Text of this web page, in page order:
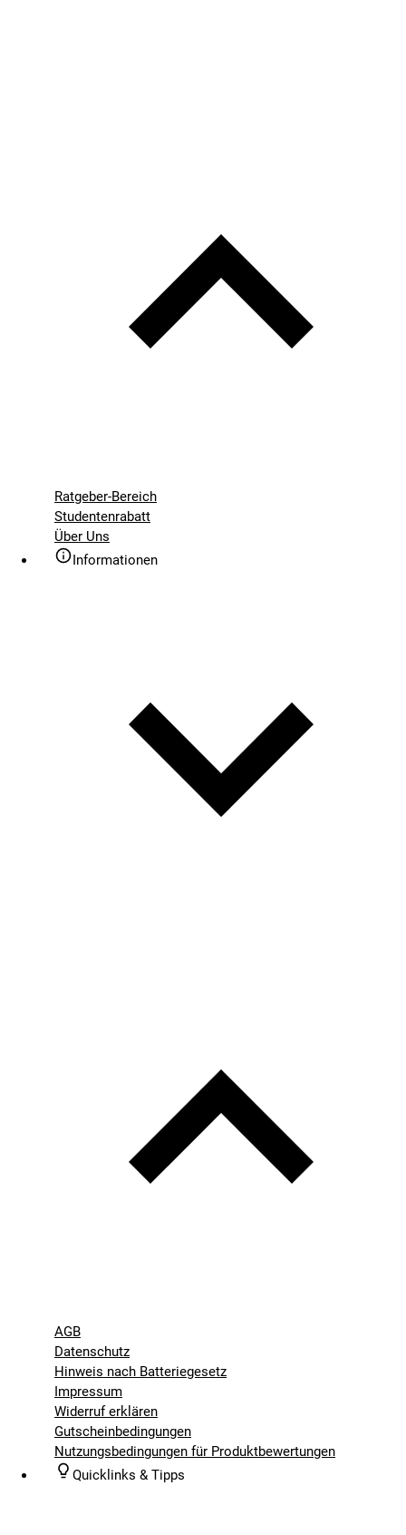
Ratgeber-Bereich
Studentenrabatt
Über Uns
Informationen
AGB
Datenschutz
Hinweis nach Batteriegesetz
Impressum
Widerruf erklären
Gutscheinbedingungen
Nutzungsbedingungen für Produktbewertungen
Quicklinks & Tipps